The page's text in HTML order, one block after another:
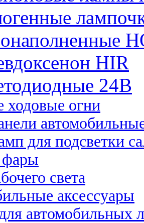
HIR
24B
ходовые огни
для подсветки
света
аксессуары
автомобильных